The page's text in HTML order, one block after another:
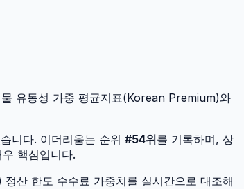
유동성 가중 평균지표(Korean Premium)와
니다. 이더리움는 순위 #54위를 기록하며, 상
핵심입니다.
산 한도 수수료 가중치를 실시간으로 대조해